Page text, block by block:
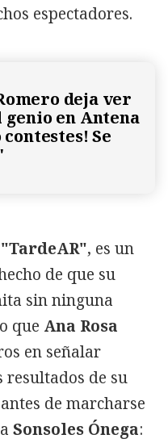
espectadores.
deja ver
genio en Antena
contestes! Se
"TardeAR", es un
de que su
sin ninguna
que Ana Rosa
en señalar
resultados de su
de marcharse
Sonsoles Ónega: